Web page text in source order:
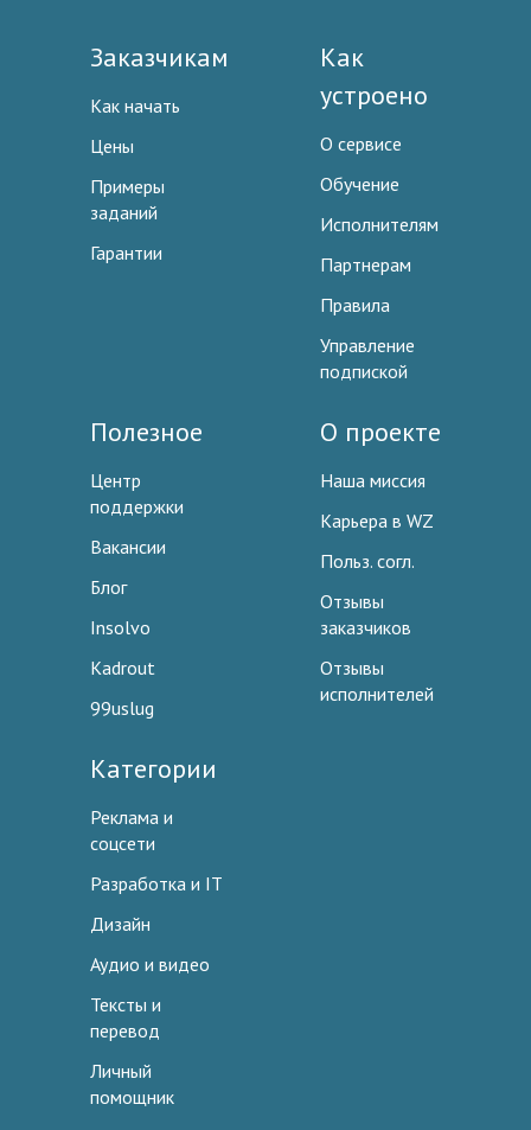
Заказчикам
Как начать
Цены
Примеры
заданий
Гарантии
Как
устроено
О сервисе
Обучение
Исполнителям
Партнерам
Правила
Управление
подпиской
Полезное
Центр
поддержки
Вакансии
Блог
Insolvo
Kadrout
99uslug
О проекте
Наша миссия
Карьера в WZ
Польз. согл.
Отзывы
заказчиков
Отзывы
исполнителей
Категории
Реклама и
соцсети
Разработка и IT
Дизайн
Аудио и видео
Тексты и
перевод
Личный
помощник